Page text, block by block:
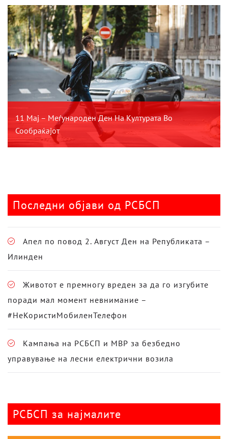
11 Мај – Меѓународен Ден На Културата Во
Сообраќајот
Последни објави од РСБСП
Апел по повод 2. Август Ден на Републиката –
Илинден
Животот е премногу вреден за да го изгубите
поради мал момент невнимание –
#НеКористиМобиленТелефон
Кампања на РСБСП и МВР за безбедно
управување на лесни електрични возила
РСБСП за најмалите